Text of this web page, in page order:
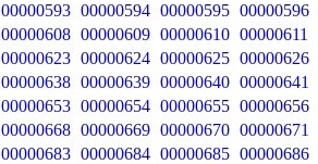
00000593 00000594 00000595 00000596
00000608 00000609 00000610 00000611
00000623 00000624 00000625 00000626
00000638 00000639 00000640 00000641
00000653 00000654 00000655 00000656
00000668 00000669 00000670 00000671
00000683 00000684 00000685 00000686